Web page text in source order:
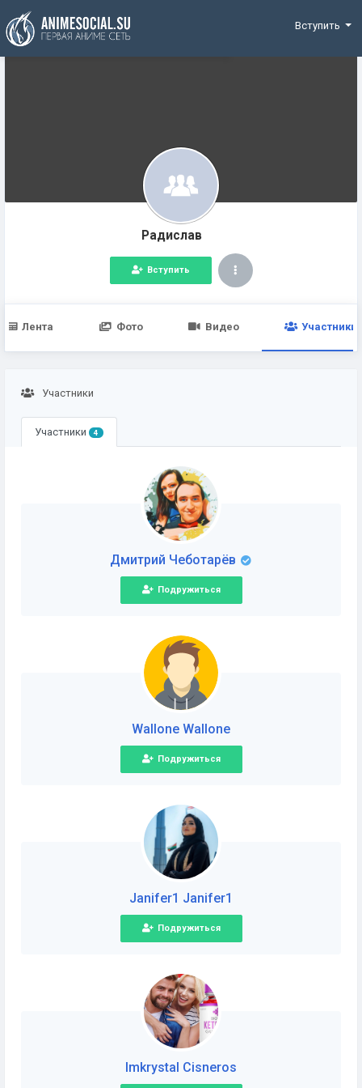
Funding
Вступить
Радислав
Вступить
Лента Фото Видео Участники
Участники
Участники 4
Дмитрий Чеботарёв
Подружиться
Wallone Wallone
Подружиться
Janifer1 Janifer1
Подружиться
Imkrystal Cisneros